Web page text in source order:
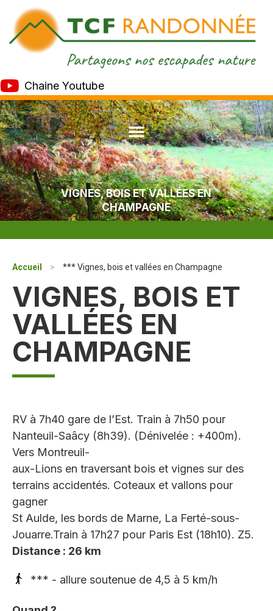
Chaine Youtube
VIGNES, BOIS ET VALLÉES EN
CHAMPAGNE
Accueil > *** Vignes, bois et vallées en Champagne
VIGNES, BOIS ET
VALLÉES EN
CHAMPAGNE
RV à 7h40 gare de l’Est. Train à 7h50 pour
Nanteuil-Saâcy (8h39). (Dénivelée : +400m).
Vers Montreuil-
aux-Lions en traversant bois et vignes sur des
terrains accidentés. Coteaux et vallons pour
gagner
St Aulde, les bords de Marne, La Ferté-sous-
Jouarre.Train à 17h27 pour Paris Est (18h10). Z5.
Distance : 26 km
*** - allure soutenue de 4,5 à 5 km/h